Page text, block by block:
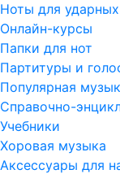
Ноты для
Онлайн-курсы
Папки для нот
Партитуры и
Популярная
Справочно-
Учебники
Хоровая музыка
Аксессуары для